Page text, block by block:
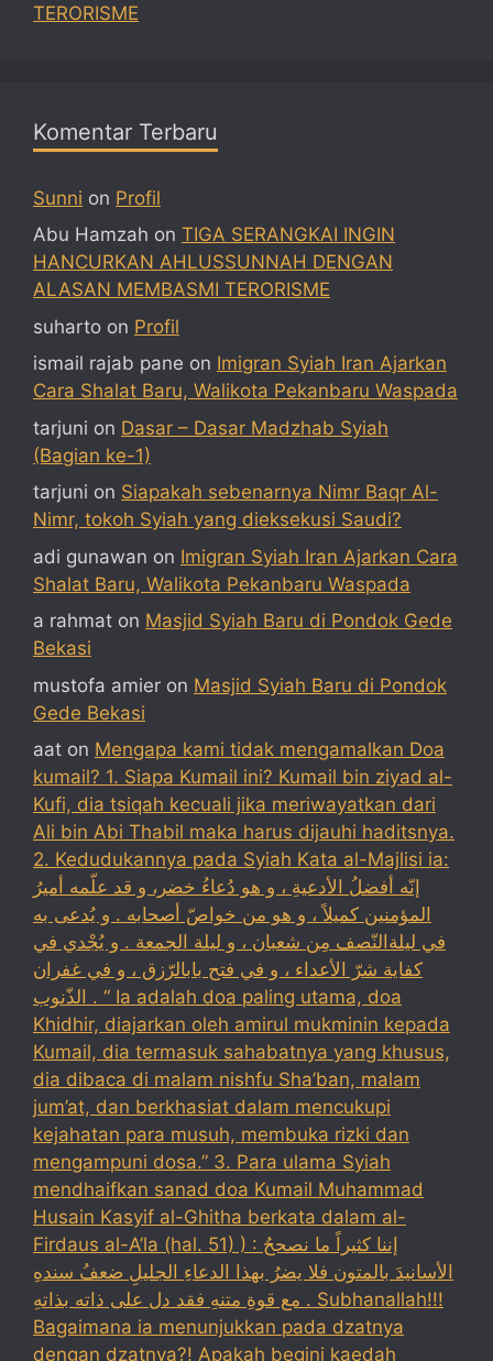
TERORISME
Komentar Terbaru
Sunni on Profil
Abu Hamzah on TIGA SERANGKAI INGIN
HANCURKAN AHLUSSUNNAH DENGAN
ALASAN MEMBASMI TERORISME
suharto on Profil
ismail rajab pane on Imigran Syiah Iran Ajarkan
Cara Shalat Baru, Walikota Pekanbaru Waspada
tarjuni on Dasar – Dasar Madzhab Syiah
(Bagian ke-1)
tarjuni on Siapakah sebenarnya Nimr Baqr Al-
Nimr, tokoh Syiah yang dieksekusi Saudi?
adi gunawan on Imigran Syiah Iran Ajarkan Cara
Shalat Baru, Walikota Pekanbaru Waspada
a rahmat on Masjid Syiah Baru di Pondok Gede
Bekasi
mustofa amier on Masjid Syiah Baru di Pondok
Gede Bekasi
aat on Mengapa kami tidak mengamalkan Doa
kumail? 1. Siapa Kumail ini? Kumail bin ziyad al-
Kufi, dia tsiqah kecuali jika meriwayatkan dari
Ali bin Abi Thabil maka harus dijauhi haditsnya.
2. Kedudukannya pada Syiah Kata al-Majlisi ia:
إنّه أفضلُ الأدعيةِ ، و هو دُعاءُ خضر، و قد علّمه أميرُ
المؤمنين كميلاً ، و هو من خواصّ أصحابه . و يُدعى به
في ليلةالنّصف مِن شعبان ، و ليلة الجمعة . و يُجْدي في
كفاية شرّ الأعداء ، و في فتح بابالرّزق ، و في غفران
الذّنوب . “ Ia adalah doa paling utama, doa
Khidhir, diajarkan oleh amirul mukminin kepada
Kumail, dia termasuk sahabatnya yang khusus,
dia dibaca di malam nishfu Sha’ban, malam
jum’at, dan berkhasiat dalam mencukupi
kejahatan para musuh, membuka rizki dan
mengampuni dosa.” 3. Para ulama Syiah
mendhaifkan sanad doa Kumail Muhammad
Husain Kasyif al-Ghitha berkata dalam al-
Firdaus al-A’la (hal. 51) ) : إننا كثيراً ما نصححُ
الأسانيدَ بالمتون فلا يضرُ بهذا الدعاءِ الجليلِ ضعفُ سندهِ
مع قوةِ متنهِ فقد دل على ذاته بذاتهِ . Subhanallah!!!
Bagaimana ia menunjukkan pada dzatnya
dengan dzatnya?! Apakah begini kaedah